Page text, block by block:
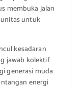
membuka jalan
untuk
kesadaran
jawab kolektif
generasi muda
energi